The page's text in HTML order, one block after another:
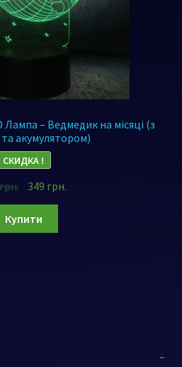
Лампа – Ведмедик на місяці (з
акумулятором)
СКИДКА !
349 грн.
Купити